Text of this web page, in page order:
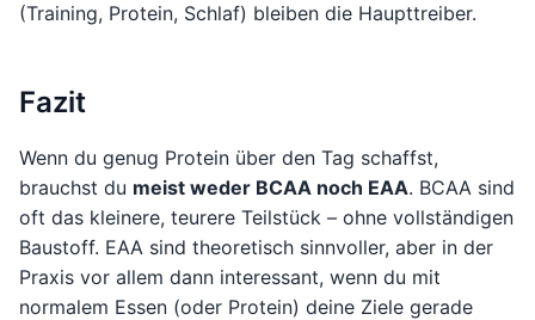
(Training, Protein, Schlaf) bleiben die Haupttreiber.
Fazit
Wenn du genug Protein über den Tag schaffst,
brauchst du meist weder BCAA noch EAA. BCAA sind
oft das kleinere, teurere Teilstück – ohne vollständigen
Baustoff. EAA sind theoretisch sinnvoller, aber in der
Praxis vor allem dann interessant, wenn du mit
normalem Essen (oder Protein) deine Ziele gerade